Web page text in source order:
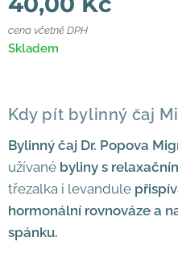
cena včetně DPH
Skladem
Kdy pít bylinný čaj
Bylinný čaj Dr. Popova
užívané byliny s
třezalka i levandule
hormonální rovnováze a
spánku.